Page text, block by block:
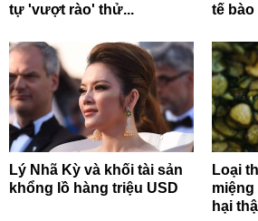
tự 'vượt rào' thử...
tế bào
Lý Nhã Kỳ và khối tài sản
khổng lồ hàng triệu USD
Loại
hại